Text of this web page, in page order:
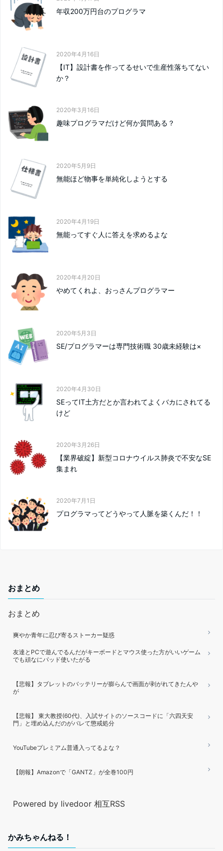
年収200万円台のプログラマ
2020年4月16日
【IT】設計書を作ってるせいで生産性落ちてない
か？
2020年3月16日
趣味プログラマだけど何か質問ある？
2020年5月9日
無能ほど物事を単純化しようとする
2020年4月19日
無能ってすぐ人に答えを求めるよな
2020年4月20日
やめてくれよ、おっさんプログラマー
2020年5月3日
SE/プログラマーは専門技術職 30歳未経験は×
2020年4月30日
SEってIT土方だとか言われてよくバカにされてる
けど
2020年3月26日
【業界破綻】新型コロナウイルス肺炎で不安なSE
集まれ
2020年7月1日
プログラマってどうやって人脈を築くんだ！！
おまとめ
おまとめ
爽やか青年に忍び寄るストーカー疑惑
友達とPCで遊んでるんだがキーボードとマウス使った方がいいゲーム
でも頑なにパッド使いたがる
【悲報】タブレットのバッテリーが膨らんで画面が剥がれてきたんや
が
【悲報】 東大教授(60代)、入試サイトのソースコードに「六四天安
門」と埋め込んだのがバレて懲戒処分
YouTubeプレミアム普通入ってるよな？
【朗報】Amazonで「GANTZ」が全巻100円
Powered by livedoor 相互RSS
かみちゃんねる！